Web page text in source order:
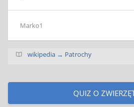
Marko1
wikipedia → Patrochy
QUIZ O